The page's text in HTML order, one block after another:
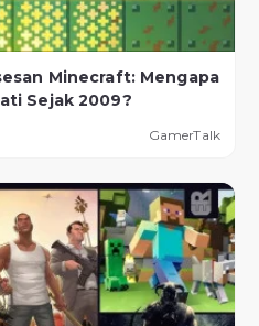
Minecraft: Mengapa
Sejak 2009?
GamerTalk